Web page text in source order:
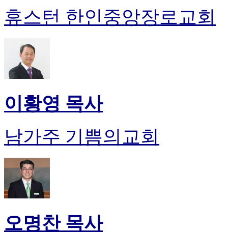
휴스턴 한인중앙장로교회
이황영 목사
남가주 기쁨의교회
오명찬 목사